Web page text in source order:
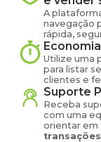
A
navegação
rápida,
Utilize uma
para listar
clientes e
Suporte
Receba
com uma
orientar em